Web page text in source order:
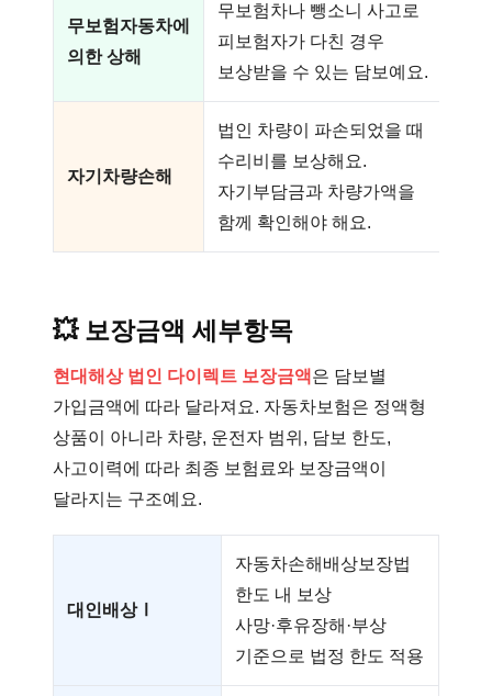
무보험자동차에
의한 상해
무보험차나 뺑소니 사고로
피보험자가 다친 경우
보상받을 수 있는 담보예요.
자기차량손해
법인 차량이 파손되었을 때
수리비를 보상해요.
자기부담금과 차량가액을
함께 확인해야 해요.
💥 보장금액 세부항목
현대해상 법인 다이렉트 보장금액은 담보별
가입금액에 따라 달라져요. 자동차보험은 정액형
상품이 아니라 차량, 운전자 범위, 담보 한도,
사고이력에 따라 최종 보험료와 보장금액이
달라지는 구조예요.
대인배상Ⅰ
자동차손해배상보장법
한도 내 보상
사망·후유장해·부상
기준으로 법정 한도 적용